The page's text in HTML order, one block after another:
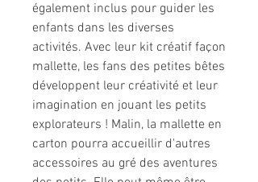
également inclus pour guider les
enfants dans les diverses
activités. Avec leur kit créatif façon
mallette, les fans des petites bêtes
développent leur créativité et leur
imagination en jouant les petits
explorateurs ! Malin, la mallette en
carton pourra accueillir d'autres
accessoires au gré des aventures